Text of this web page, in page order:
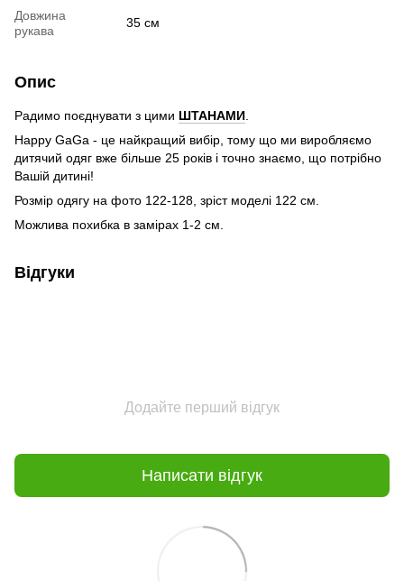
Довжина
рукава
35 см
Опис
Радимо поєднувати з цими ШТАНАМИ.
Happy GaGa - це найкращий вибір, тому що ми виробляємо
дитячий одяг вже більше 25 років і точно знаємо, що потрібно
Вашій дитині!
Розмір одягу на фото 122-128, зріст моделі 122 см.
Можлива похибка в замірах 1-2 см.
Відгуки
Додайте перший відгук
Написати відгук